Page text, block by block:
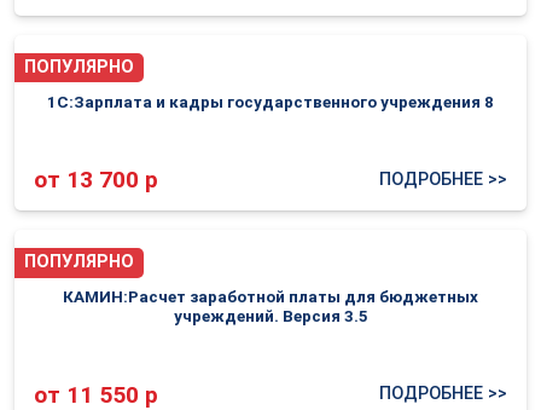
ПОПУЛЯРНО
1С:Зарплата и кадры государственного учреждения 8
от 13 700 р ПОДРОБНЕЕ >>
ПОПУЛЯРНО
КАМИН:Расчет заработной платы для бюджетных
учреждений. Версия 3.5
от 11 550 р ПОДРОБНЕЕ >>